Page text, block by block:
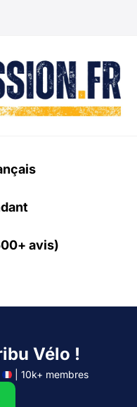
avis)
Vélo !
| 10k+ membres